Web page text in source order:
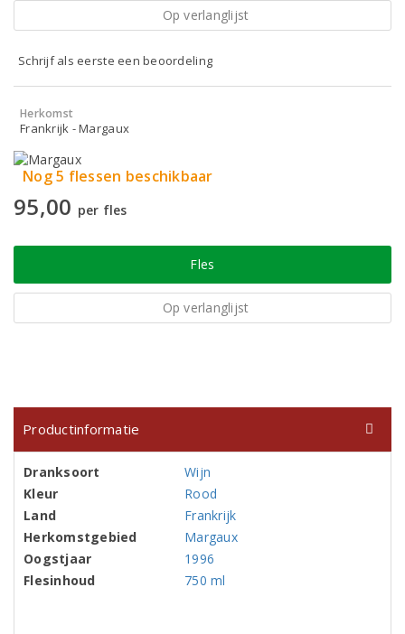
Op verlanglijst
Schrijf als eerste een beoordeling
Herkomst
Frankrijk - Margaux
Nog 5 flessen beschikbaar
95,00 per fles
Fles
Op verlanglijst
Productinformatie
Dranksoort
Wijn
Kleur
Rood
Land
Frankrijk
Herkomstgebied
Margaux
Oogstjaar
1996
Flesinhoud
750 ml